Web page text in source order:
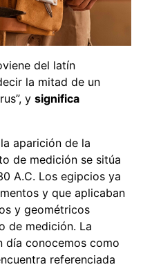
del latín
la mitad de un
y significa
aparición de la
de medición se sitúa
A.C. Los egipcios ya
y que aplicaban
y geométricos
de medición. La
día conocemos como
referenciada